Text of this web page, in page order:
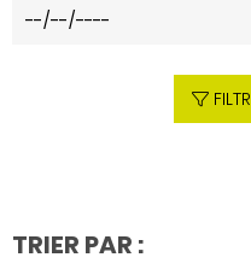
TRIER PAR :